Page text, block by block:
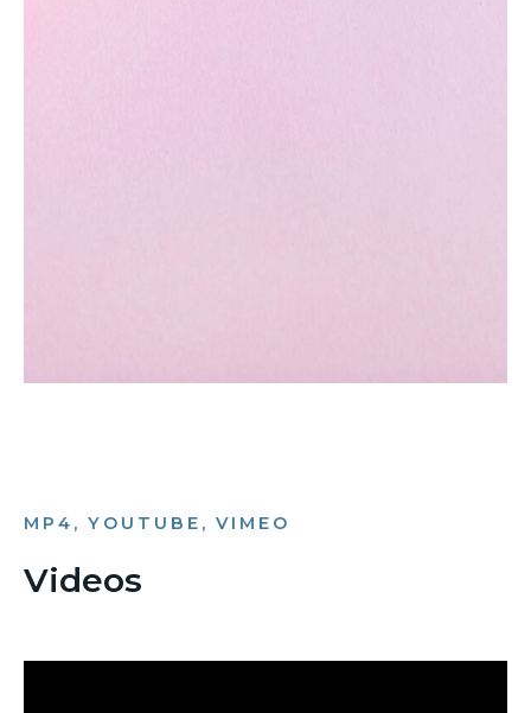
MP4, YOUTUBE, VIMEO
Videos